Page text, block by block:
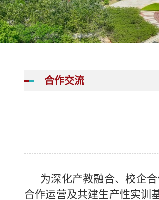
合作交流
为深化产教融合、校企
合作运营及共建生产性实训